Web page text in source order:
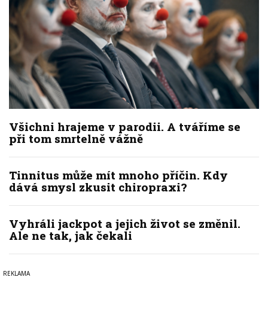
Všichni hrajeme v parodii. A tváříme se
při tom smrtelně vážně
Tinnitus může mít mnoho příčin. Kdy
dává smysl zkusit chiropraxi?
Vyhráli jackpot a jejich život se změnil.
Ale ne tak, jak čekali